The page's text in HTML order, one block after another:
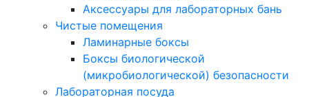
Аксессуары для лабораторных бань
Чистые помещения
Ламинарные боксы
Боксы биологической
(микробиологической) безопасности
Лабораторная посуда